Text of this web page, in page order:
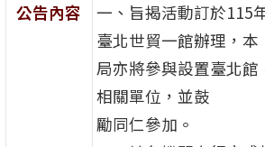
公告內容
一、旨揭活動訂於115
臺北世貿一館辦理，本
局亦將參與設置臺北
相關單位，並鼓
勵同仁參加。